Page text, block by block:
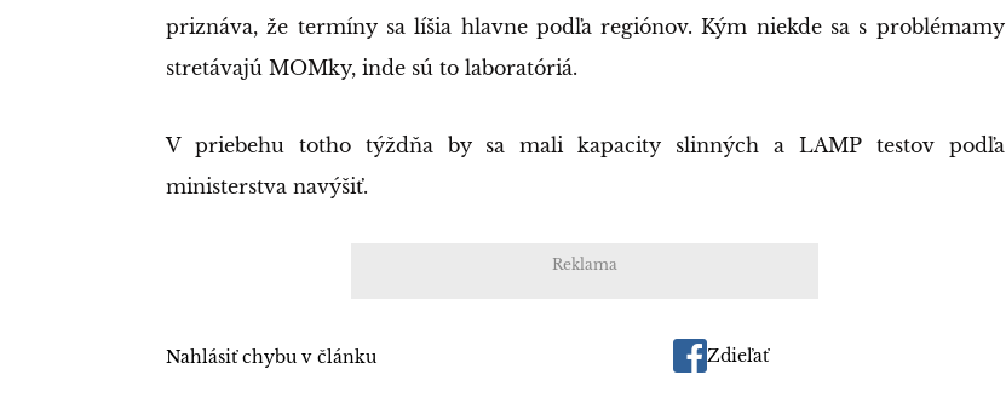
priznáva, že termíny sa líšia hlavne podľa regiónov. Kým niekde sa s problémamy
stretávajú MOMky, inde sú to laboratóriá.
V priebehu totho týždňa by sa mali kapacity slinných a LAMP testov podľa
ministerstva navýšiť.
Reklama
Nahlásiť chybu v článku Zdieľať